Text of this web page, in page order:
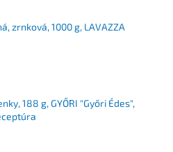
zrnková, 1000 g, LAVAZZA
188 g, GYŐRI "Győri Édes",